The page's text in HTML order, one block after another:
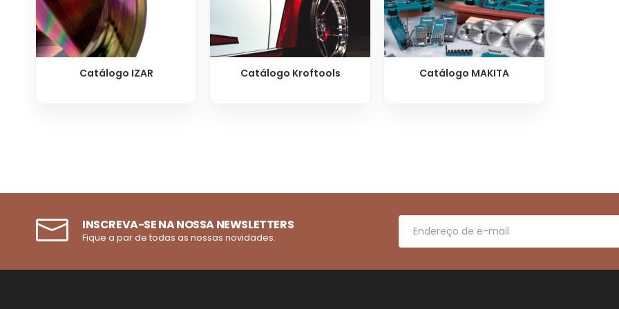
Catálogo IZAR Catálogo Kroftools Catálogo MAKITA
INSCREVA-SE NA NOSSA NEWSLETTERS
Fique a par de todas as nossas novidades.